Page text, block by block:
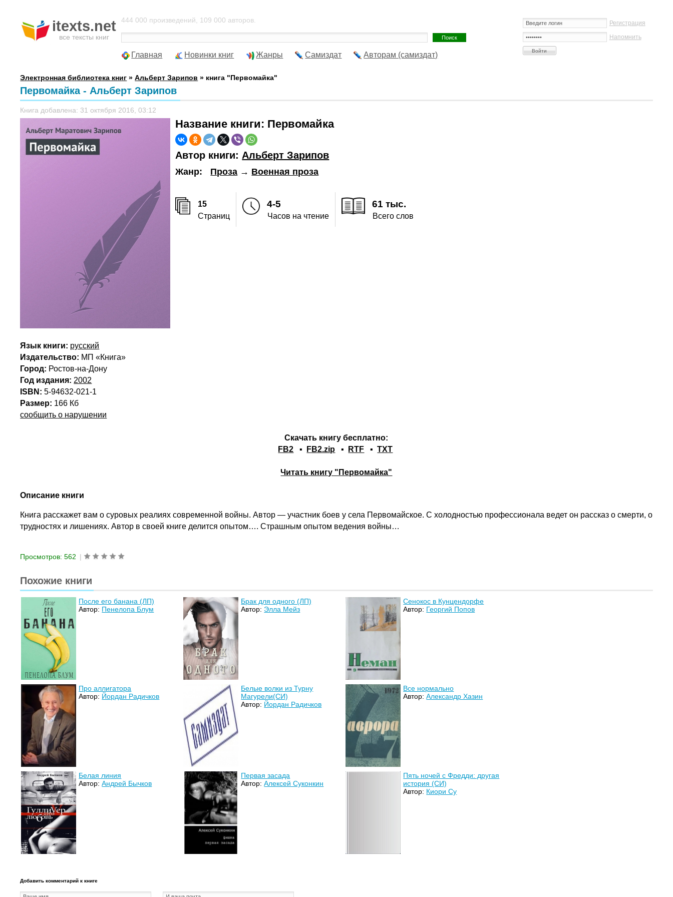
itexts.net
все тексты книг
Регистрация
Напомнить
444 000 произведений, 109 000 авторов.
Главная Новинки книг Жанры Самиздат Авторам (самиздат)
Электронная библиотека книг »Альберт Зарипов » книга "Первомайка"
Первомайка - Альберт Зарипов
Книга добавлена: 31 октября 2016, 03:12
Название книги: Первомайка
Автор книги: Альберт Зарипов
Жанр: Проза → Военная проза
15
Страниц
4-5
Часов на чтение
61 тыс.
Всего слов
Язык книги: русский
Издательство: МП «Книга»
Город: Ростов-на-Дону
Год издания: 2002
ISBN: 5-94632-021-1
Размер: 166 Кб
сообщить о нарушении
Скачать книгу бесплатно:
FB2 ▪ FB2.zip ▪ RTF ▪TXT
Читать книгу "Первомайка"
Описание книги
Книга расскажет вам о суровых реалиях современной войны. Автор — участник боев у села Первомайское. С холодностью профессионала ведет он рассказ о смерти, о
трудностях и лишениях. Автор в своей книге делится опытом…. Страшным опытом ведения войны…
Просмотров: 562 |
Похожие книги
После его банана (ЛП)
Автор: Пенелопа Блум
Брак для одного (ЛП)
Автор: Элла Мейз
Сенокос в Кунцендорфе
Автор: Георгий Попов
Про аллигатора
Автор: Йордан Радичков
Белые волки из Турну
Магурели(СИ)
Автор: Йордан Радичков
Все нормально
Автор:Александр Хазин
Белая линия
Автор:Андрей Бычков
Первая засада
Автор:Алексей Суконкин
Пять ночей с Фредди: другая
история (СИ)
Автор: Киори Су
Добавить комментарий к книге